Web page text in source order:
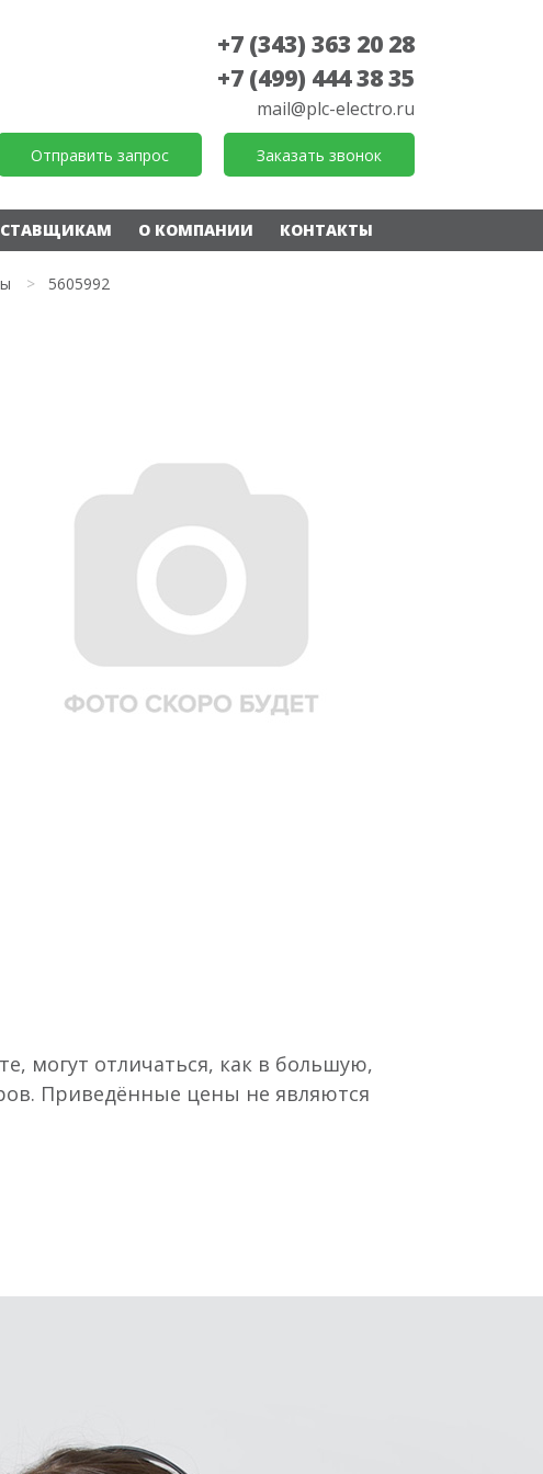
+7 (343) 363 20 28
+7 (499) 444 38 35
mail@plc-electro.ru
Отправить запрос Заказать звонок
О КОМПАНИИ КОНТАКТЫ
> 5605992
могут отличаться, как в большую,
Приведённые цены не являются